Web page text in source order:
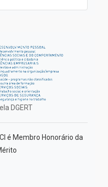
DGERT
é Membro Honorário da